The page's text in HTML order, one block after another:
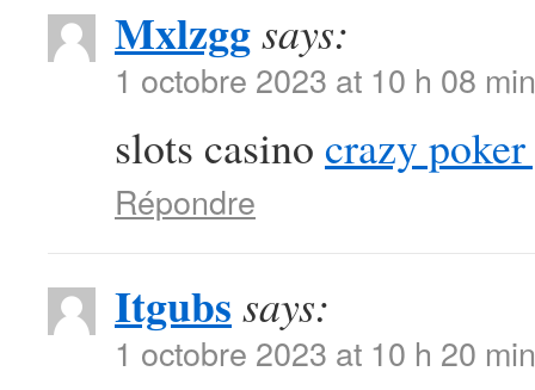
Mxlzggsays:
1 octobre 2023 at 10 h 08 min
slots casino crazy poker
Répondre
Itgubs says:
1 octobre 2023 at 10 h 20 min